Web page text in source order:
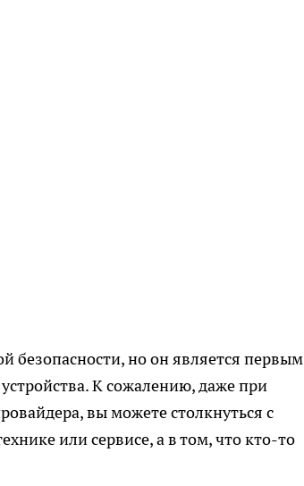
безопасности, но он является первым
К сожалению, даже при
вы можете столкнуться с
или сервисе, а в том, что кто-то